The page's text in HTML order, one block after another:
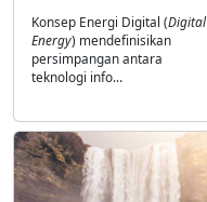
Konsep Energi Digital (Digital
Energy) mendefinisikan
persimpangan antara
teknologi info...